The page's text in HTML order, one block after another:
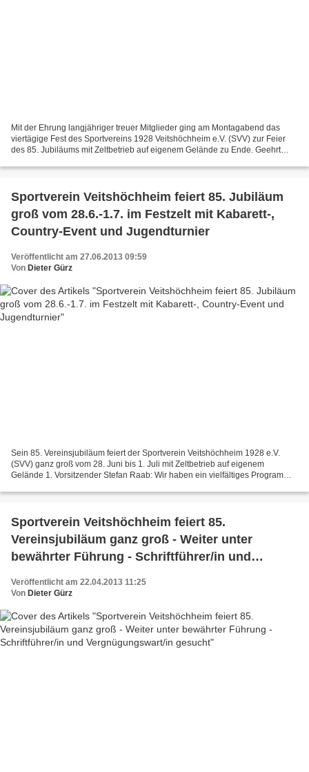
Mit der Ehrung langjähriger treuer Mitglieder ging am Montagabend das
viertägige Fest des Sportvereins 1928 Veitshöchheim e.V. (SVV) zur Feier
des 85. Jubiläums mit Zeltbetrieb auf eigenem Gelände zu Ende. Geehrt
Sportverein Veitshöchheim feiert 85. Jubiläum
groß vom 28.6.-1.7. im Festzelt mit Kabarett-,
Country-Event und Jugendturnier
Veröffentlicht am 27.06.2013 09:59
Von Dieter Gürz
Sein 85. Vereinsjubiläum feiert der Sportverein Veitshöchheim 1928 e.V.
(SVV) ganz groß vom 28. Juni bis 1. Juli mit Zeltbetrieb auf eigenem
Gelände 1. Vorsitzender Stefan Raab: Wir haben ein vielfältiges Programm
Sportverein Veitshöchheim feiert 85.
Vereinsjubiläum ganz groß - Weiter unter
bewährter Führung - Schriftführer/in und
Veröffentlicht am 22.04.2013 11:25
Von Dieter Gürz